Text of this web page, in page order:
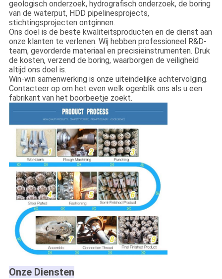
geologisch onderzoek, hydrografisch onderzoek, de boring
van de waterput, HDD pipelinesprojects,
stichtingsprojecten ontginnen.
Ons doel is de beste kwaliteitsproducten en de dienst aan
onze klanten te verlenen. Wij hebben professioneel R&D-
team, gevorderde materiaal en precisieinstrumenten. Druk
de kosten, verzend de boring, waarborgen de veiligheid
altijd ons doel is.
Win-win samenwerking is onze uiteindelijke achtervolging.
Contacteer op om het even welk ogenblik ons als u een
fabrikant van het boorbeetje zoekt.
Onze Diensten